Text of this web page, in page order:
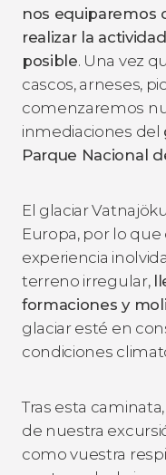
nos equiparemos
realizar la
posible. Una vez
cascos, arneses,
comenzaremos
inmediaciones del
Parque Nacional
El glaciar
Europa, por lo
experiencia
terreno irregular,
formaciones y
glaciar esté en
condiciones
Tras esta
de nuestra
como vuestra